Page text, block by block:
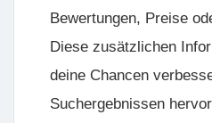
Bewertungen, Preise
Diese zusätzlichen
deine Chancen
Suchergebnissen